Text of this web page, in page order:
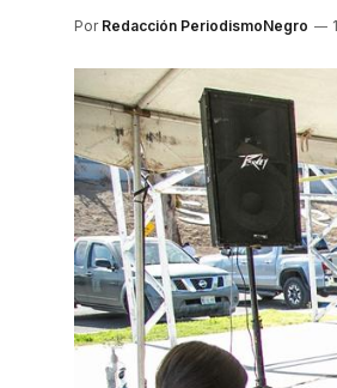
Por Redacción PeriodismoNegro